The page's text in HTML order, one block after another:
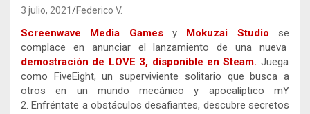
3 julio, 2021 Federico V.
Screenwave Media Gamesy Mokuzai Studio
se
complace en anunciar el lanzamiento de una nueva
demostración de LOVE 3, disponible en Steam. Juega
como FiveEight, un superviviente solitario que busca a
otros en un mundo mecánico y apocalíptico mY
2. Enfréntate a obstáculos desafiantes, descubre secretos